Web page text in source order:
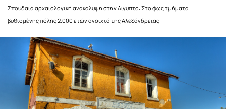
Σπουδαία αρχαιολογική ανακάλυψη στην Αίγυπτο: Στο φως τμήματα
βυθισμένης πόλης 2.000 ετών ανοιχτά της Αλεξάνδρειας